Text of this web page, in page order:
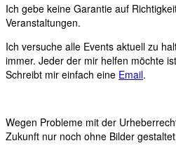
Ich gebe keine Garantie auf
Veranstaltungen.
Ich versuche alle Events aktuell zu
immer. Jeder der mir helfen möchte
Schreibt mir einfach eine Email.
Wegen Probleme mit der
Zukunft nur noch ohne Bilder